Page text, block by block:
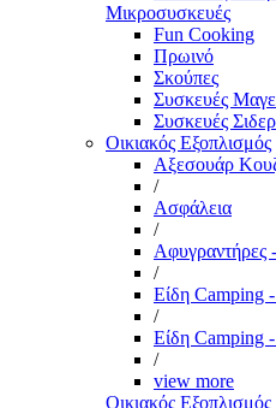
Μικροσυσκευές
Fun Cooking
Πρωινό
Σκούπες
Συσκευές
Συσκευές
Οικιακός Εξοπλισμός
Αξεσουάρ
/
Ασφάλεια
/
Αφυγραντήρες -
/
Είδη Camping
/
Είδη Camping
/
view more
Οικιακός Εξοπλισμός